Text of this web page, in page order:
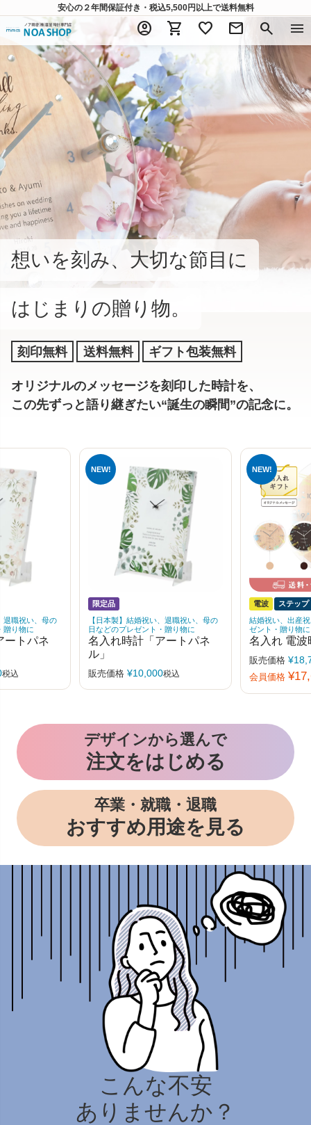
安心の２年間保証付き・税込5,500円以上で送料無料
account_circle shopping_cart favorite mail search menu
想いを刻み、大切な節目に
はじまりの贈り物。
刻印無料 送料無料 ギフト包装無料
オリジナルのメッセージを刻印した時計を、
この先ずっと語り継ぎたい“誕生の瞬間”の記念に。
退職祝い、母の
贈り物に
ートパネ
税込
限定品
【日本製】結婚祝い、退職祝い、母の
日などのプレゼント・贈り物に
名入れ時計「アートパネ
ル」
販売価格 ¥10,000税込
電波
ステップ
結婚祝い、出産
ゼント・贈り物に
名入れ 電波
販売価格 ¥
会員価格 ¥
デザインから選んで
注文をはじめる
卒業・就職・退職
おすすめ用途を見る
こんな不安
ありませんか？